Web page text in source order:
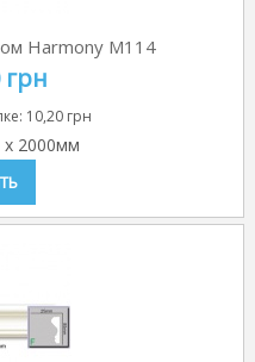
Harmony M114
грн
10,20 грн
x 2000мм